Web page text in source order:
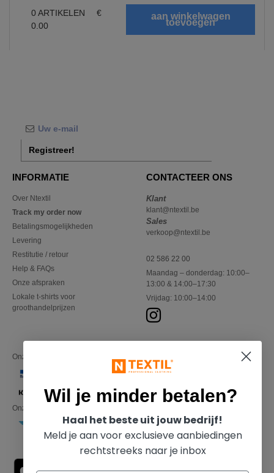
0 ARTIKELEN
€
0.00
Registreer!
INFORMATIE
Over Ntextil
Track my order now
Betalingsmogelijkheden
Levering
Restitutie / retour
Help & FAQs
Onze afspraken
Lokale t-shirts voor
groothandelprijzen
CONTACTEER ONS
Klant
klant@ntextil.be
Sales
verkoop@ntextil.be
02 586 22 00
Maandag – donderdag: 10:00–
13:00 & 14:00–17:30
Vrijdag: 10:00–14:00
Onze financiële partners
Onze transporteurs
Wil je minder betalen?
Haal het beste uit jouw bedrijf!
Meld je aan voor exclusieve aanbiedingen
rechtstreeks naar je inbox